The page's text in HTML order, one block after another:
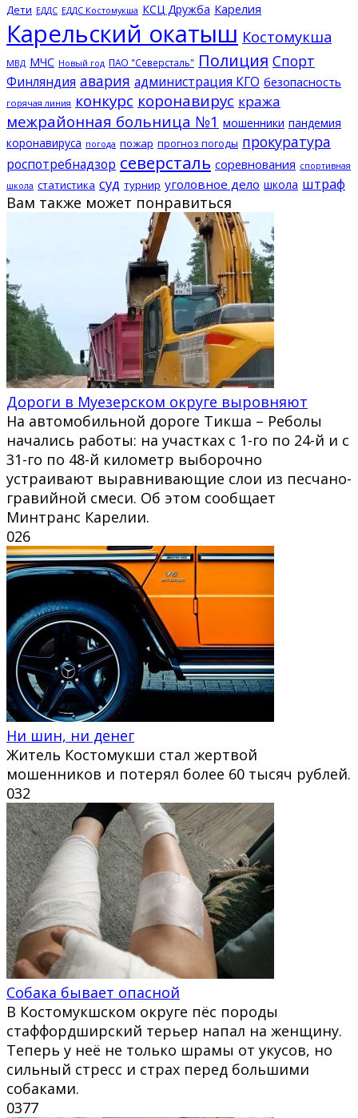
Дети ЕДДС ЕДДС Костомукша КСЦ Дружба Карелия
Карельский окатыш Костомукша
МВД МЧС Новый год ПАО "Северсталь" Полиция Спорт
Финляндия авария администрация КГО безопасность
горячая линия конкурс коронавирус кража
межрайонная больница №1 мошенники пандемия
коронавируса погода пожар прогноз погоды прокуратура
роспотребнадзор северсталь соревнования спортивная
школа статистика суд турнир уголовное дело школа штраф
Вам также может понравиться
Дороги в Муезерском округе выровняют
На автомобильной дороге Тикша – Реболы
начались работы: на участках с 1-го по 24-й и с
31-го по 48-й километр выборочно
устраивают выравнивающие слои из песчано-
гравийной смеси. Об этом сообщает
Минтранс Карелии.
026
Ни шин, ни денег
Житель Костомукши стал жертвой
мошенников и потерял более 60 тысяч рублей.
032
Собака бывает опасной
В Костомукшском округе пёс породы
стаффордширский терьер напал на женщину.
Теперь у неё не только шрамы от укусов, но
сильный стресс и страх перед большими
собаками.
0377